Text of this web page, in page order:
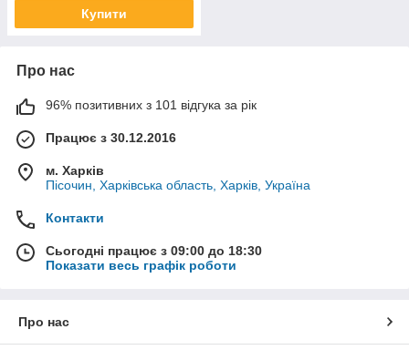
Купити
Про нас
96% позитивних з 101 відгука за рік
Працює з 30.12.2016
м. Харків
Пісочин, Харківська область, Харків, Україна
Контакти
Сьогодні працює з 09:00 до 18:30
Показати весь графік роботи
Про нас